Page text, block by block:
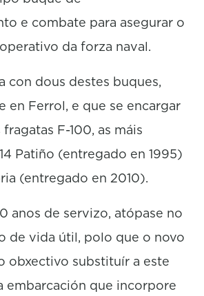
e combate para asegurar o
da forza naval.
con dous destes buques,
en Ferrol, e que se encargar
F-100, as máis
Patiño (entregado en 1995)
(entregado en 2010).
anos de servizo, atópase no
de vida útil, polo que o novo
obxectivo substituír a este
embarcación que incorpore